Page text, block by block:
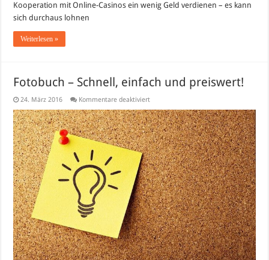
Kooperation mit Online-Casinos ein wenig Geld verdienen – es kann
sich durchaus lohnen
Weiterlesen »
Fotobuch – Schnell, einfach und preiswert!
24. März 2016 Kommentare deaktiviertfür
–
Schnell,
einfach
und
preiswert!